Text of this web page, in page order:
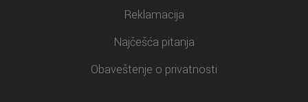
Reklamacija
Najčešća pitanja
Obaveštenje o privatnosti